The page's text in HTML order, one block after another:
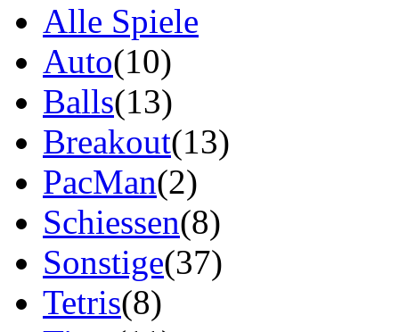
Alle Spiele
Auto(10)
Balls(13)
Breakout(13)
PacMan(2)
Schiessen(8)
Sonstige(37)
Tetris(8)